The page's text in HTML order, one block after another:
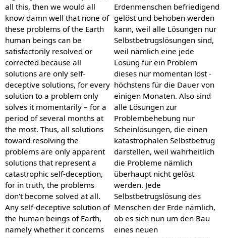
all this, then we would all
know damn well that none of
these problems of the Earth
human beings can be
satisfactorily resolved or
corrected because all
solutions are only self-
deceptive solutions, for every
solution to a problem only
solves it momentarily – for a
period of several months at
the most. Thus, all solutions
toward resolving the
problems are only apparent
solutions that represent a
catastrophic self-deception,
for in truth, the problems
don't become solved at all.
Any self-deceptive solution of
the human beings of Earth,
namely whether it concerns
Erdenmenschen befriedigend
gelöst und behoben werden
kann, weil alle Lösungen nur
Selbstbetrugslösungen sind,
weil nämlich eine jede
Lösung für ein Problem
dieses nur momentan löst -
höchstens für die Dauer von
einigen Monaten. Also sind
alle Lösungen zur
Problembehebung nur
Scheinlösungen, die einen
katastrophalen Selbstbetrug
darstellen, weil wahrheitlich
die Probleme nämlich
überhaupt nicht gelöst
werden. Jede
Selbstbetrugslösung des
Menschen der Erde nämlich,
ob es sich nun um den Bau
eines neuen